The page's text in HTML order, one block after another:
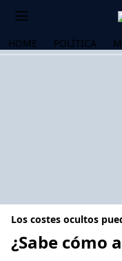
HOME POLÍTICA
Los costes ocultos
¿Sabe cómo